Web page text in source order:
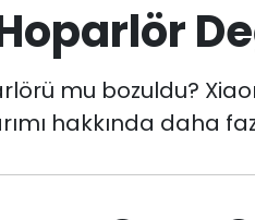
mu bozuldu?
hakkında daha